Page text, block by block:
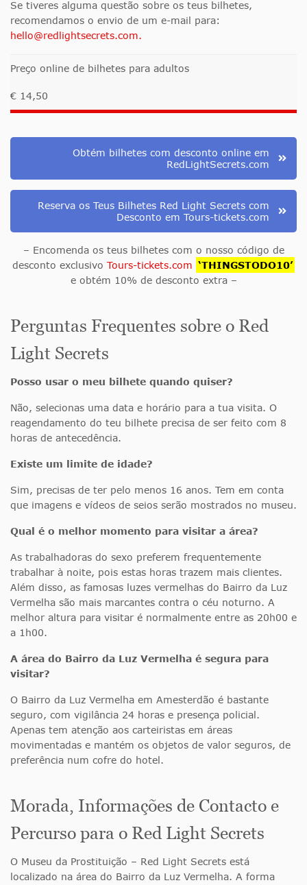
Se tiveres alguma questão sobre os teus bilhetes,
recomendamos o envio de um e-mail para:
hello@redlightsecrets.com.
Preço online de bilhetes para adultos
€ 14,50
Obtém bilhetes com desconto online em
RedLightSecrets.com
Reserva os Teus Bilhetes Red Light Secrets com
Desconto em Tours-tickets.com
– Encomenda os teus bilhetes com o nosso código de
desconto exclusivo Tours-tickets.com ‘THINGSTODO10’
e obtém 10% de desconto extra –
Perguntas Frequentes sobre o Red
Light Secrets
Posso usar o meu bilhete quando quiser?
Não, selecionas uma data e horário para a tua visita. O
reagendamento do teu bilhete precisa de ser feito com 8
horas de antecedência.
Existe um limite de idade?
Sim, precisas de ter pelo menos 16 anos. Tem em conta
que imagens e vídeos de seios serão mostrados no museu.
Qual é o melhor momento para visitar a área?
As trabalhadoras do sexo preferem frequentemente
trabalhar à noite, pois estas horas trazem mais clientes.
Além disso, as famosas luzes vermelhas do Bairro da Luz
Vermelha são mais marcantes contra o céu noturno. A
melhor altura para visitar é normalmente entre as 20h00 e
a 1h00.
A área do Bairro da Luz Vermelha é segura para
visitar?
O Bairro da Luz Vermelha em Amesterdão é bastante
seguro, com vigilância 24 horas e presença policial.
Apenas tem atenção aos carteiristas em áreas
movimentadas e mantém os objetos de valor seguros, de
preferência num cofre do hotel.
Morada, Informações de Contacto e
Percurso para o Red Light Secrets
O Museu da Prostituição – Red Light Secrets está
localizado na área do Bairro da Luz Vermelha. A forma